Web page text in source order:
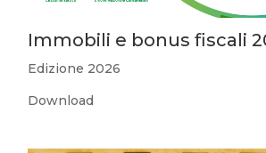
Immobili e bonus fiscali
Edizione 2026
Download